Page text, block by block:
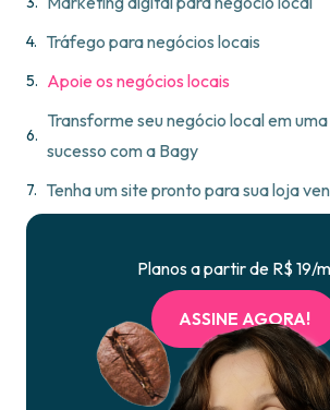
Tráfego para negócios locais
Apoie os negócios locais
Transforme seu negócio local em
sucesso com a Bagy
Tenha um site pronto para sua loja
Planos a partir de R$ 19/
ASSINE AGORA!